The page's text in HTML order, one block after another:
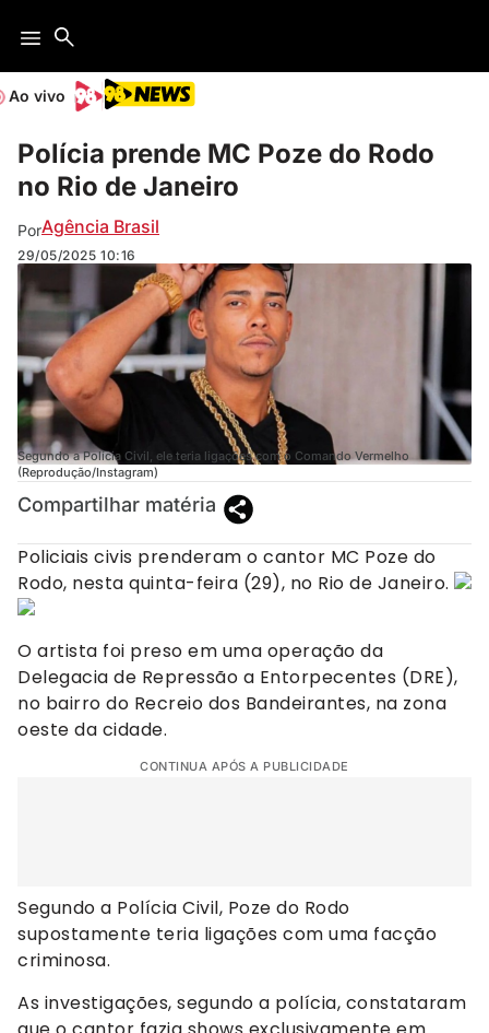
Ao vivo
Polícia prende MC Poze do Rodo
no Rio de Janeiro
PorAgência Brasil
29/05/2025 10:16
Segundo a Polícia Civil, ele teria ligações com o Comando Vermelho
(Reprodução/Instagram)
Compartilhar matéria
Policiais civis prenderam o cantor MC Poze do
Rodo, nesta quinta-feira (29), no Rio de Janeiro.
O artista foi preso em uma operação da
Delegacia de Repressão a Entorpecentes (DRE),
no bairro do Recreio dos Bandeirantes, na zona
oeste da cidade.
CONTINUA APÓS A PUBLICIDADE
Segundo a Polícia Civil, Poze do Rodo
supostamente teria ligações com uma facção
criminosa.
As investigações, segundo a polícia, constataram